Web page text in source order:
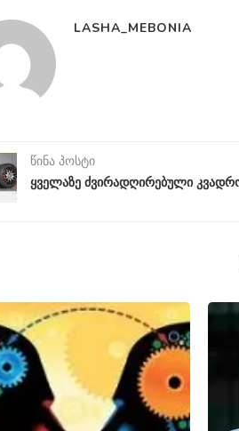
LASHA_MEBONIA
წინა პოსტი
ყველაზე ძვირადღირებული